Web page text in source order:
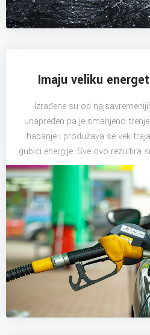
Imaju veliku
Izrađene su od
unapređen pa je smanjeno
habanje i produžava se vek
gubici energije. Sve ovo rezultira